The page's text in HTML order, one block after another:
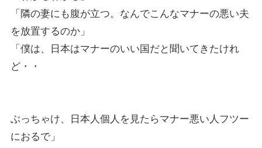
「隣の妻にも腹が立つ。なんでこんなマナーの悪い夫
を放置するのか」
「僕は、日本はマナーのいい国だと聞いてきたけれ
ど・・
ぶっちゃけ、日本人個人を見たらマナー悪い人フツー
におるで」